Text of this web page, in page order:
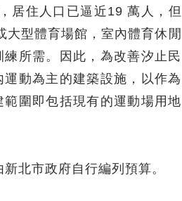
居住人口已逼近19 萬人，但
大型體育場館，室內體育休閒
所需。因此，為改善汐止民
動為主的建築設施，以作為
圍即包括現有的運動場用地
北市政府自行編列預算。